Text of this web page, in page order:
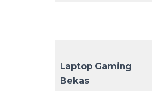
Laptop Gaming
Bekas